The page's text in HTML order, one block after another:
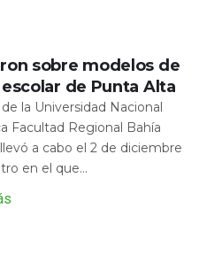
sobre modelos de
de Punta Alta
la Universidad Nacional
Facultad Regional Bahía
a cabo el 2 de diciembre
en el que...